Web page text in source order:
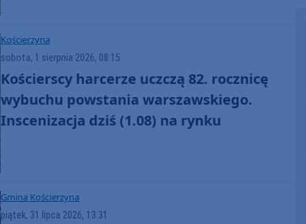
Kościerzyna
sobota, 1 sierpnia 2026, 08:15
Kościerscy harcerze uczczą 82. rocznicę
wybuchu powstania warszawskiego.
Inscenizacja dziś (1.08) na rynku
Gmina Kościerzyna
piątek, 31 lipca 2026, 13:31